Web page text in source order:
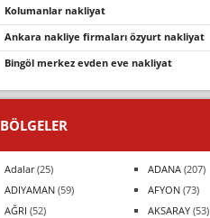
kolumanlar nakliyat
ankara nakliye firmaları özyurt nakliyat
bi̇ngöl merkez evden eve nakli̇yat
BÖLGELER
Adalar(25) ADANA (207)
ADIYAMAN (59) AFYON (73)
AĞRI (52) AKSARAY (53)